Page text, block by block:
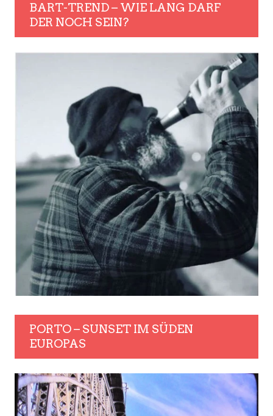
BART-TREND – WIE LANG DARF
DER NOCH SEIN?
PORTO – SUNSET IM SÜDEN
EUROPAS